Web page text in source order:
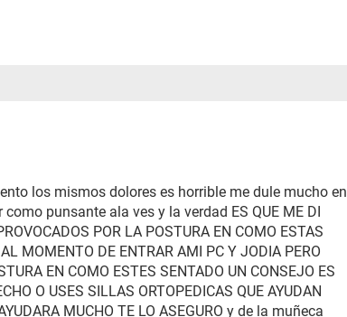
los mismos dolores es horrible me dule mucho en
punsante ala ves y la verdad ES QUE ME DI
POR LA POSTURA EN COMO ESTAS
MOMENTO DE ENTRAR AMI PC Y JODIA PERO
EN COMO ESTES SENTADO UN CONSEJO ES
O USES SILLAS ORTOPEDICAS QUE AYUDAN
MUCHO TE LO ASEGURO y de la muñeca